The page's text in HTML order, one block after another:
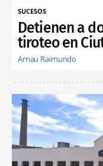
SUCESOS
Detienen a
tiroteo en
Arnau Raimundo